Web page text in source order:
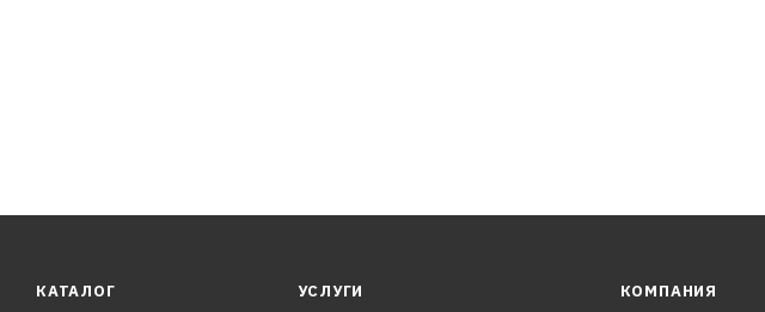
КАТАЛОГ УСЛУГИ КОМПАНИЯ